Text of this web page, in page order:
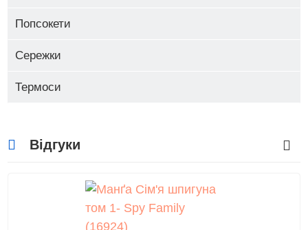
Попсокети
Сережки
Термоси
Відгуки